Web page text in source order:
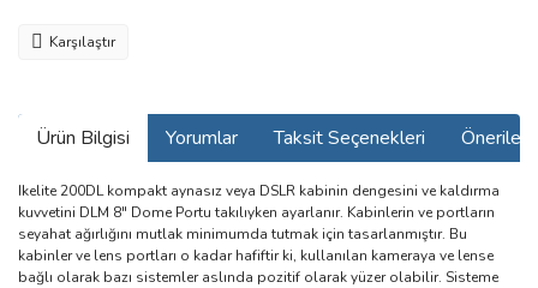
Karşılaştır
Ürün Bilgisi Yorumlar Taksit Seçenekleri
Ikelite 200DL kompakt aynasız veya DSLR kabinin dengesini ve kaldırma
kuvvetini DLM 8" Dome Portu takılıyken ayarlanır. Kabinlerin ve portların
seyahat ağırlığını mutlak minimumda tutmak için tasarlanmıştır. Bu
kabinler ve lens portları o kadar hafiftir ki, kullanılan kameraya ve lense
bağlı olarak bazı sistemler aslında pozitif olarak yüzer olabilir. Sisteme